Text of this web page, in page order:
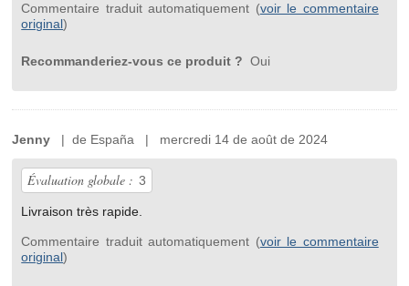
Commentaire traduit automatiquement (voir le commentaire
original)
Recommanderiez-vous ce produit ? Oui
Jenny | de España | mercredi 14 de août de 2024
Évaluation globale : 3
Livraison très rapide.
Commentaire traduit automatiquement (voir le commentaire
original)